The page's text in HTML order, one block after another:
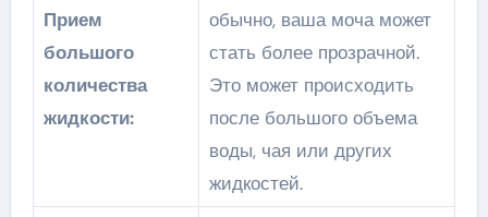
Прием
большого
количества
жидкости:
обычно, ваша моча может
стать более прозрачной.
Это может происходить
после большого объема
воды, чая или других
жидкостей.